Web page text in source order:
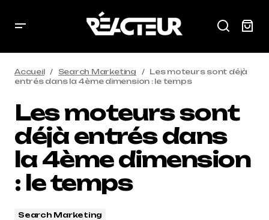
Accueil Search Marketing
Les moteurs sont déjà
entrés dans la 4ème dimension : le temps
Les moteurs sont
déjà entrés dans
la 4ème dimension
: le temps
Search Marketing